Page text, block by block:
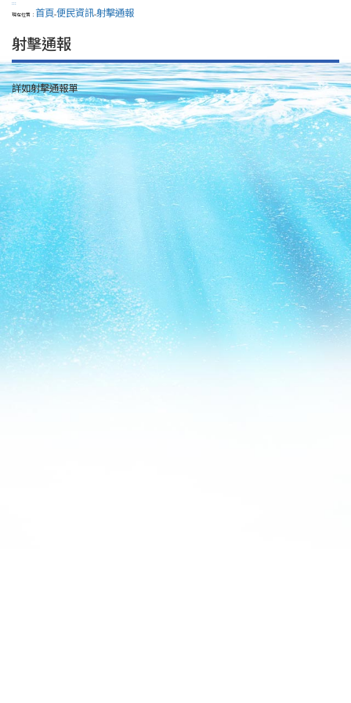
:::
現在位置： 首頁>便民資訊>射擊通報
射擊通報
詳如射擊通報單